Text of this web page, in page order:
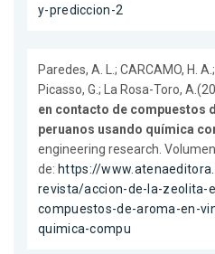
y-prediccion-2
Paredes, A. L.; CARCAMO, H. A.;
Picasso, G.; La Rosa-Toro,
en contacto de compuestos
peruanos usando química
engineering research.
de: https://
revista/accion-de-la-zeolita-
compuestos-de-aroma-en-
quimica-compu